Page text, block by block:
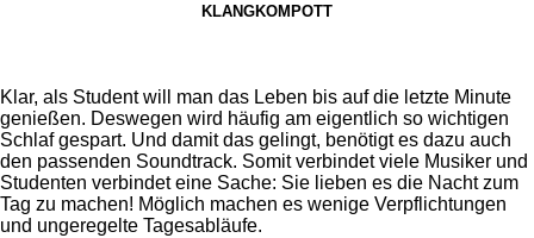
KLANGKOMPOTT
Klar, als Student will man das Leben bis auf die letzte Minute
genießen. Deswegen wird häufig am eigentlich so wichtigen
Schlaf gespart. Und damit das gelingt, benötigt es dazu auch
den passenden Soundtrack. Somit verbindet viele Musiker und
Studenten verbindet eine Sache: Sie lieben es die Nacht zum
Tag zu machen! Möglich machen es wenige Verpflichtungen
und ungeregelte Tagesabläufe.